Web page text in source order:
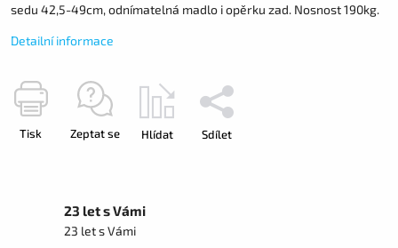
sedu 42,5-49cm, odnímatelná madlo i opěrku zad. Nosnost 190kg.
Detailní informace
Tisk Zeptat se Hlídat Sdílet
23 let s Vámi
23 let s Vámi